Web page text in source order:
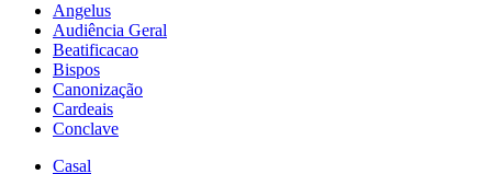
Angelus
Audiência Geral
Beatificacao
Bispos
Canonização
Cardeais
Conclave
Casal